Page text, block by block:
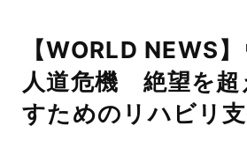
【WORLD NEWS
人道危機 絶望を超
すためのリハビリ